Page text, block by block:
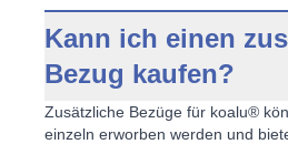
Kann ich einen
Bezug kaufen?
Zusätzliche Bezüge für koalu®
einzeln erworben werden und